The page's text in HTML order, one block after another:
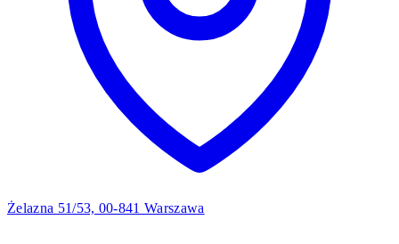
Żelazna 51/53, 00-841 Warszawa